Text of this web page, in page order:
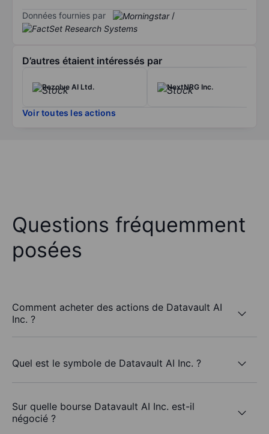
Données fournies par /
D’autres étaient intéressés par
Rezolve AI Ltd. NextNRG Inc.
Voir toutes les actions
Questions fréquemment
posées
Comment acheter des actions de Datavault AI
Inc. ?
Quel est le symbole de Datavault AI Inc. ?
Sur quelle bourse Datavault AI Inc. est-il
négocié ?